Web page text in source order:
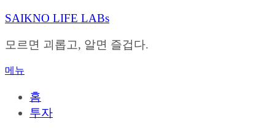
내
으
바
SAIKNO LIFE LABs
모르면 괴롭고, 알면 즐겁다.
메뉴
홈
투자